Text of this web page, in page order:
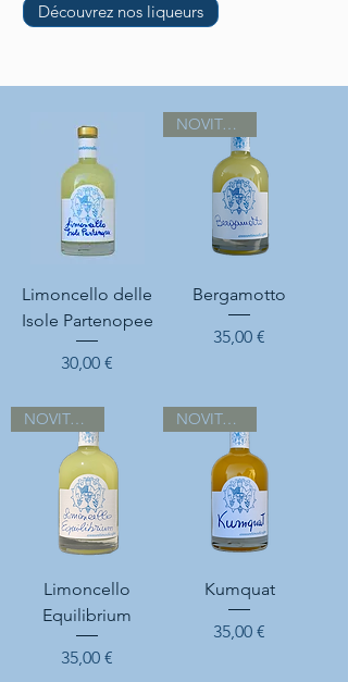
Découvrez nos liqueurs
Limoncello delle
Isole Partenopee
Prix
30,00 €
NOVITA 2026
Bergamotto
Prix
35,00 €
NOVITA 2026
Limoncello
Equilibrium
Prix
35,00 €
NOVITA 2026
Kumquat
Prix
35,00 €